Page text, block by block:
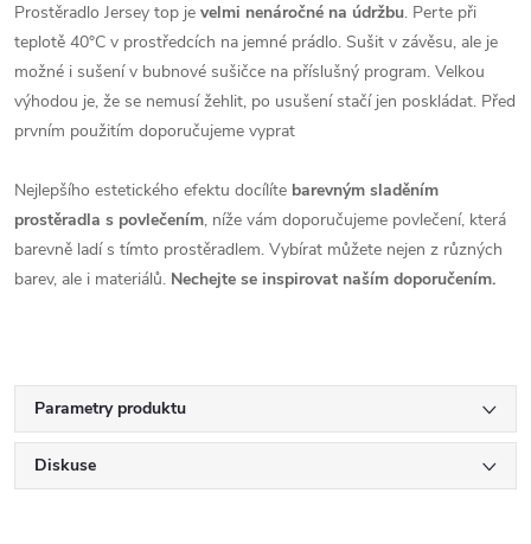
Prostěradlo Jersey top je velmi nenáročné na údržbu. Perte při
teplotě 40°C v prostředcích na jemné prádlo. Sušit v závěsu, ale je
možné i sušení v bubnové sušičce na příslušný program. Velkou
výhodou je, že se nemusí žehlit, po usušení stačí jen poskládat. Před
prvním použitím doporučujeme vyprat
Nejlepšího estetického efektu docílíte barevným sladěním
prostěradla s povlečením, níže vám doporučujeme povlečení, která
barevně ladí s tímto prostěradlem. Vybírat můžete nejen z různých
barev, ale i materiálů. Nechejte se inspirovat naším doporučením.
Parametry produktu
Diskuse